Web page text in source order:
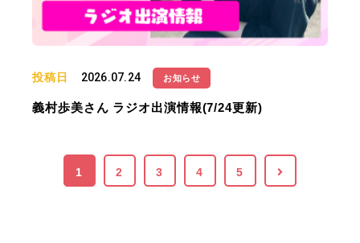
投稿日 2026.07.24 お知らせ
義村歩美さん ラジオ出演情報(7/24更新)
1 2 3 4 5